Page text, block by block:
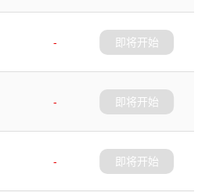
-
即将开始
-
即将开始
-
即将开始